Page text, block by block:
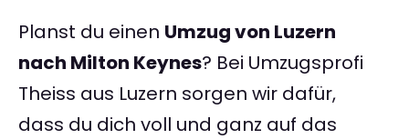
Planst du einen Umzug von Luzern
nach Milton Keynes? Bei Umzugsprofi
Theiss aus Luzern sorgen wir dafür,
dass du dich voll und ganz auf das